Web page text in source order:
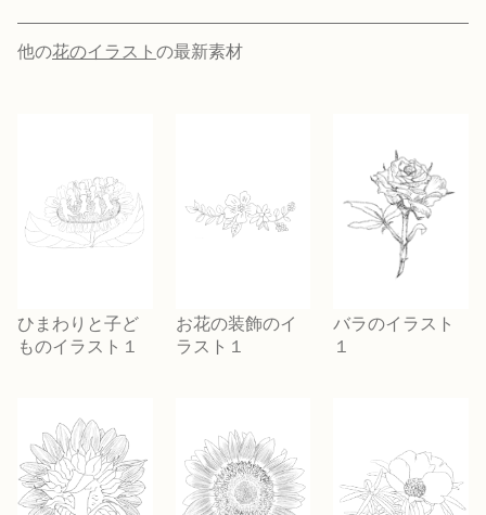
他の花のイラスト の最新素材
ひまわりと子ど
ものイラスト１
お花の装飾のイ
ラスト１
バラのイラスト
１